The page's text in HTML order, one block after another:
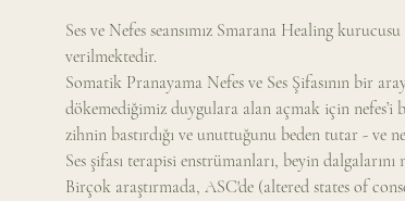
Ses ve Nefes seansımız Smarana Healing
verilmektedir.
Somatik Pranayama Nefes ve Ses Şifasının bir
dökemediğimiz duygulara alan açmak için
zihnin bastırdığı ve unuttuğunu beden tutar - ve
Ses şifası terapisi enstrümanları, beyin
Birçok araştırmada, ASC'de (altered states of